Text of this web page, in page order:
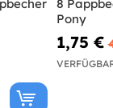
8
Pony
1,75 €